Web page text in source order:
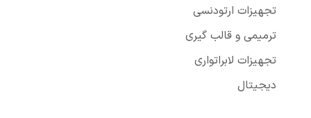
تجهیزات ارتودنسی
ترمیمی و قالب گیری
تجهیزات لابراتواری
دیجیتال